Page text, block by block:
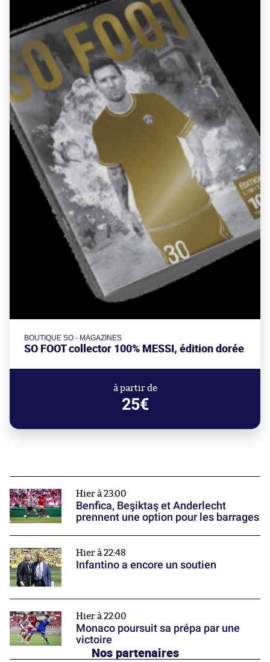
BOUTIQUE SO - MAGAZINES
SO FOOT collector 100% MESSI, édition dorée
à partir de
25€
Hier à 23:00
Benfica, Beşiktaş et Anderlecht
prennent une option pour les barrages
Hier à 22:48
Infantino a encore un soutien
Hier à 22:00
Monaco poursuit sa prépa par une
victoire
Nos partenaires